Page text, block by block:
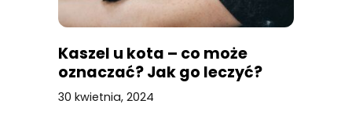
Kaszel u kota – co może
oznaczać? Jak go leczyć?
30 kwietnia, 2024